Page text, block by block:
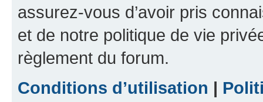
assurez-vous d’avoir pris
et de notre politique de vie
règlement du forum.
Conditions d’utilisation |